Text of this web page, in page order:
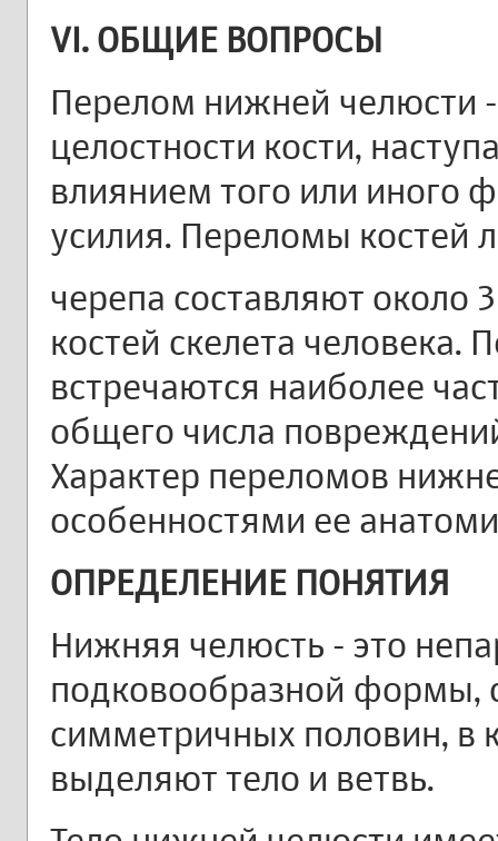
VI. ОБЩИЕ ВОПРОСЫ
Перелом нижней челюсти
целостности кости,
влиянием того или иного
усилия. Переломы костей
черепа составляют около
костей скелета
встречаются наиболее
общего числа
Характер переломов
особенностями ее
ОПРЕДЕЛЕНИЕ ПОНЯТИЯ
Нижняя челюсть - это
подковообразной формы,
симметричных половин, в
выделяют тело и ветвь.